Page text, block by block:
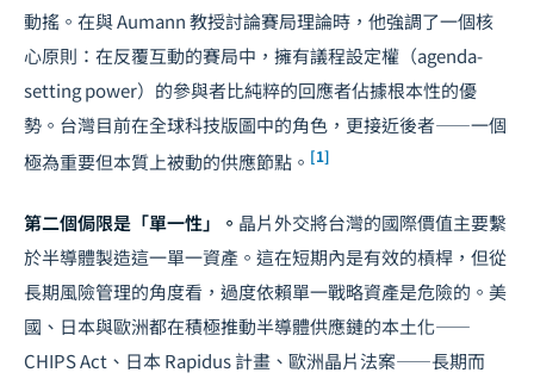
動搖。在與 Aumann 教授討論賽局理論時，他強調了一個核
心原則：在反覆互動的賽局中，擁有議程設定權（agenda-
setting power）的參與者比純粹的回應者佔據根本性的優
勢。台灣目前在全球科技版圖中的角色，更接近後者——一個
極為重要但本質上被動的供應節點。 [1]
第二個侷限是「單一性」。 晶片外交將台灣的國際價值主要繫
於半導體製造這一單一資產。這在短期內是有效的槓桿，但從
長期風險管理的角度看，過度依賴單一戰略資產是危險的。美
國、日本與歐洲都在積極推動半導體供應鏈的本土化——
CHIPS Act、日本 Rapidus 計畫、歐洲晶片法案——長期而